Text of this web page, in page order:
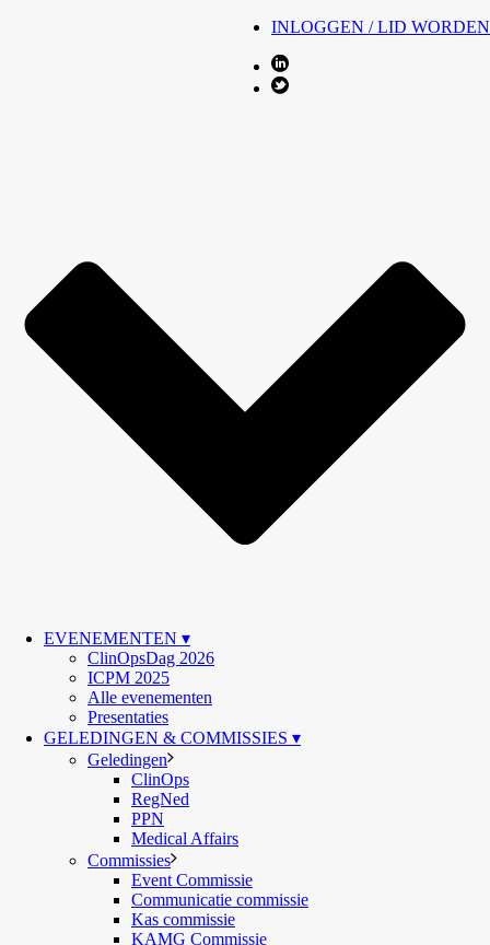
INLOGGEN / LID WORDEN
EVENEMENTEN ▾
ClinOpsDag 2026
ICPM 2025
Alle evenementen
Presentaties
GELEDINGEN & COMMISSIES ▾
Geledingen
ClinOps
RegNed
PPN
Medical Affairs
Commissies
Event Commissie
Communicatie commissie
Kas commissie
KAMG Commissie